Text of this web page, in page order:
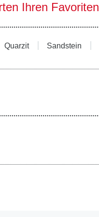
Ihren Favoriten
Quarzit Sandstein